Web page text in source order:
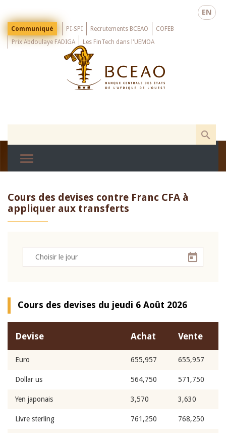
main
EN
Menu
Top
Communiqué PI-SPI Recrutements BCEAO
COFEB
Prix Abdoulaye FADIGA
Les FinTech dans l'UEMOA
Cours des devises contre Franc CFA à
appliquer aux transferts
Cours des devises du jeudi 6 Août 2026
Devise Achat Vente
Euro 655,957 655,957
Dollar us 564,750 571,750
Yen japonais 3,570 3,630
Livre sterling 761,250 768,250